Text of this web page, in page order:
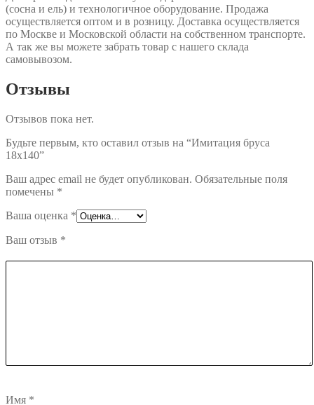
(сосна и ель) и технологичное оборудование. Продажа
осуществляется оптом и в розницу. Доставка осуществляется
по Москве и Московской области на собственном транспорте.
А так же вы можете забрать товар с нашего склада
самовывозом.
Отзывы
Отзывов пока нет.
Будьте первым, кто оставил отзыв на “Имитация бруса
18х140”
Ваш адрес email не будет опубликован. Обязательные поля
помечены *
Ваша оценка *
Ваш отзыв *
Имя *